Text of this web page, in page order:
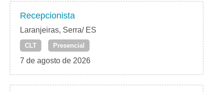
Recepcionista
Laranjeiras, Serra/ ES
CLT Presencial
7 de agosto de 2026